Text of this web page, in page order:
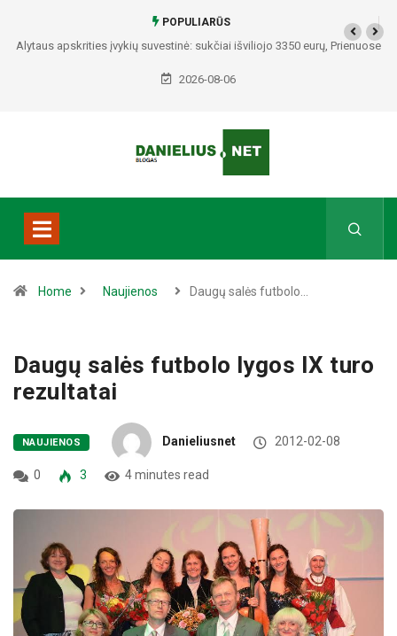
POPULIARŪS
Alytaus apskrities įvykių suvestinė: sukčiai išviliojo 3350 eurų, Prienuose
– policijos gaudynės, Varėnos rajone rasti du mirę žmonės
2026-08-06
Home Naujienos Daugų salės futbolo…
Daugų salės futbolo lygos IX turo
rezultatai
NAUJIENOS Danieliusnet 2012-02-08
0 3 4 minutes read